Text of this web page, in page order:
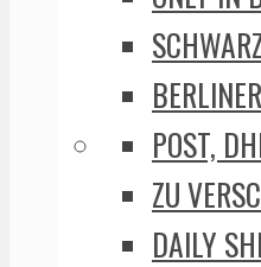
POST,
ZU
DAILY